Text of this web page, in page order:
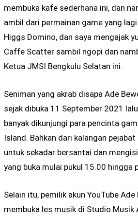
membuka kafe sederhana ini, dan
ambil dari permainan game yang
Higgs Domino, dan saya mengajak
Caffe Scatter sambil ngopi dan
Ketua JMSI Bengkulu Selatan ini.
Seniman yang akrab disapa Ade
sejak dibuka 11 September 2021
banyak dikunjungi para pencinta
Island. Bahkan dari kalangan
untuk sekadar bersantai dan
yang buka mulai pukul 15.00 hingga
Selain itu, pemilik akun YouTube
membuka les musik di Studio Musik